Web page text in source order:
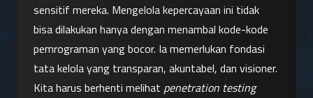
sensitif mereka. Mengelola kepercayaan ini tidak
bisa dilakukan hanya dengan menambal kode-kode
pemrograman yang bocor. Ia memerlukan fondasi
tata kelola yang transparan, akuntabel, dan visioner.
Kita harus berhenti melihat penetration testing